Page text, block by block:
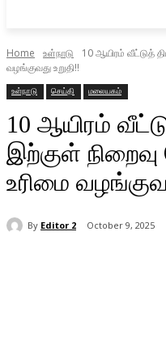
Home உள்நாடு
10 ஆயிரம் வீட்டுத்
வழங்குவது உறுதி!!
உள்நாடு செய்தி மலையகம்
10 ஆயிரம்
இற்குள்
உரிமை
By Editor 2 October 9, 2025